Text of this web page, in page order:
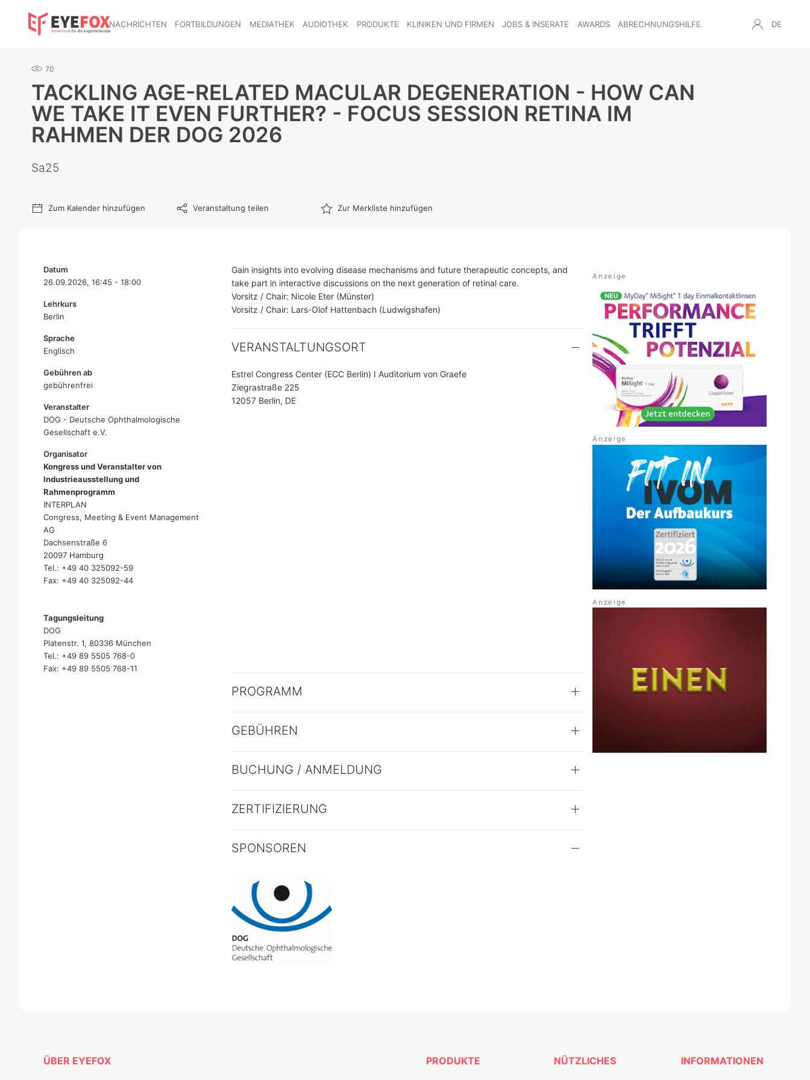
NACHRICHTEN FORTBILDUNGEN MEDIATHEK AUDIOTHEK PRODUKTE KLINIKEN UND FIRMEN JOBS & INSERATE AWARDS ABRECHNUNGSHILFE DE
70
TACKLING AGE-RELATED MACULAR DEGENERATION - HOW CAN
WE TAKE IT EVEN FURTHER? - FOCUS SESSION RETINA IM
RAHMEN DER DOG 2026
Sa25
Zum Kalender hinzufügen Veranstaltung teilen Zur Merkliste hinzufügen
Datum
26.09.2026, 16:45 - 18:00
Lehrkurs
Berlin
Sprache
Englisch
Gebühren ab
gebührenfrei
Veranstalter
DOG - Deutsche Ophthalmologische
Gesellschaft e.V.
Organisator
Kongress und Veranstalter von
Industrieausstellung und
Rahmenprogramm
INTERPLAN
Congress, Meeting & Event Management
AG
Dachsenstraße 6
20097 Hamburg
Tel.: +49 40 325092-59
Fax: +49 40 325092-44
Tagungsleitung
DOG
Platenstr. 1, 80336 München
Tel.: +49 89 5505 768-0
Fax: +49 89 5505 768-11
Gain insights into evolving disease mechanisms and future therapeutic concepts, and
take part in interactive discussions on the next generation of retinal care.
Vorsitz / Chair: Nicole Eter (Münster)
Vorsitz / Chair: Lars-Olof Hattenbach (Ludwigshafen)
VERANSTALTUNGSORT
Estrel Congress Center (ECC Berlin) I Auditorium von Graefe
Ziegrastraße 225
12057 Berlin, DE
PROGRAMM
GEBÜHREN
BUCHUNG / ANMELDUNG
ZERTIFIZIERUNG
SPONSOREN
ÜBER EYEFOX PRODUKTE NÜTZLICHES INFORMATIONEN